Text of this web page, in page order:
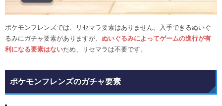
ポケモンフレンズでは、リセマラ要素はありません。入手できるぬいぐ
るみにガチャ要素がありますが、 ぬいぐるみによってゲームの進行が有
利になる要素はないため、リセマラは不要です。
ポケモンフレンズのガチャ要素